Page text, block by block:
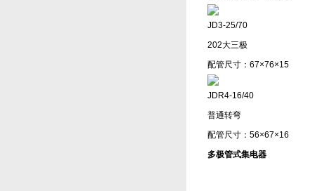
JD3-25/70
202大三极
配管尺寸：67×76×15
JDR4-16/40
普通转弯
配管尺寸：56×67×16
多极管式集电器